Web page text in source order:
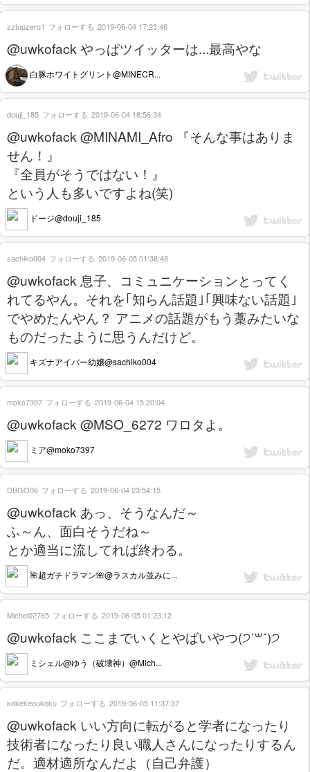
@uwkofack やっぱツイッターは...最高やな
白豚ホワイトグリント@MINECR...
zztopzero1 フォローする 2019-06-04 17:23:46
@uwkofack @MINAMI_Afro 『そんな事はありま
せん！』
『全員がそうではない！』
という人も多いですよね(笑)
ドージ@douji_185
douji_185 フォローする 2019-06-04 18:56:34
@uwkofack 息子、コミュニケーションとってく
れてるやん。それを｢知らん話題｣｢興味ない話題｣
でやめたんやん？ アニメの話題がもう藁みたいな
ものだったように思うんだけど。
キズナアイバー幼嬢@sachiko004
sachiko004 フォローする 2019-06-05 01:36:48
@uwkofack @MSO_6272 ワロタよ。
ミア@moko7397
moko7397 フォローする 2019-06-04 15:20:04
@uwkofack あっ、そうなんだ～
ふ～ん、面白そうだね～
とか適当に流してれば終わる。
🌺超ガチドラマン🌺@ラスカル並みに...
DBGO06 フォローする 2019-06-04 23:54:15
@uwkofack ここまでいくとやばいやつ(੭˙꒳​˙)੭
ミシェル@ゆう（破壊神）@Mich...
Michel02765 フォローする 2019-06-05 01:23:12
@uwkofack いい方向に転がると学者になったり
技術者になったり良い職人さんになったりするん
だ。適材適所なんだよ（自己弁護）
kokekeoukoku フォローする 2019-06-05 11:37:37